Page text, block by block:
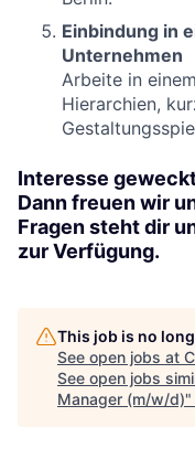
Einbindung in
Unternehmen
Arbeite in
Hierarchien,
Interesse
Dann freuen wir
Fragen steht dir
zur Verfügung.
This job is no
See open jobs at
See open jobs
Manager (m/w/d)"